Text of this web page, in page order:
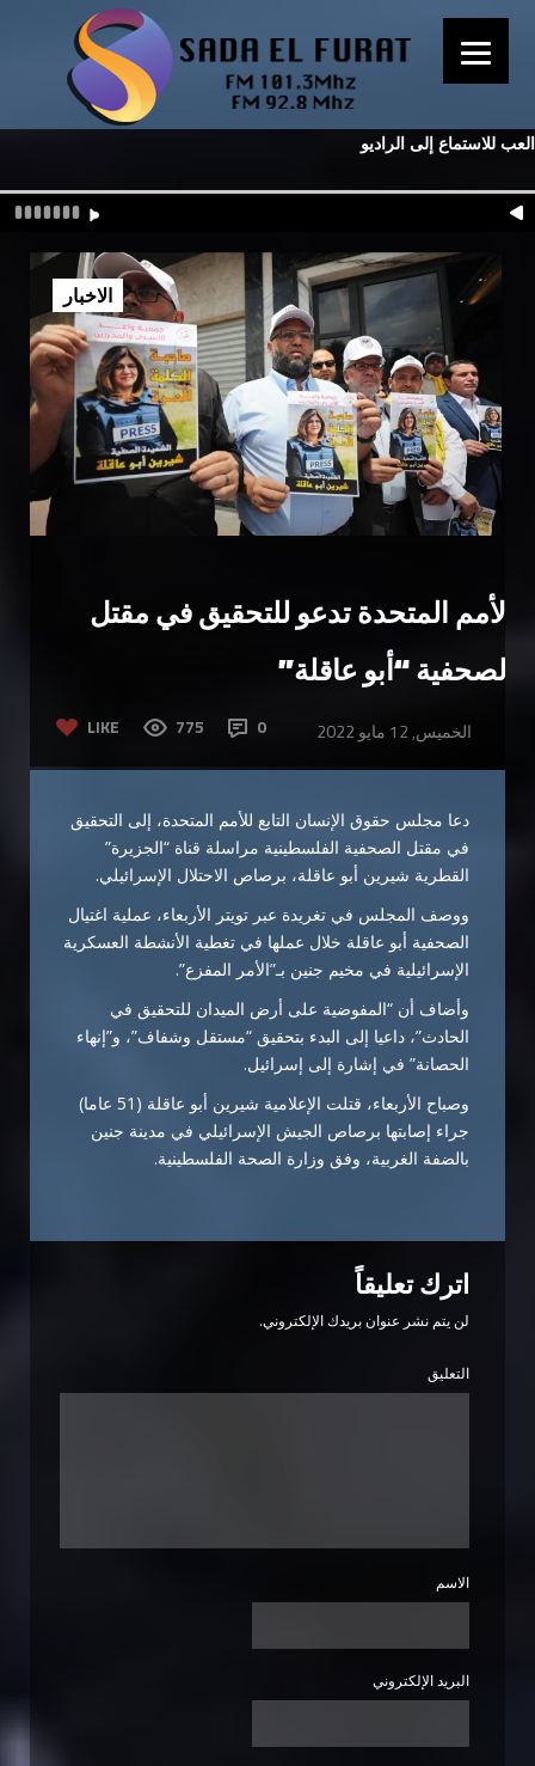
العب للاستماع إلى الراديو
الأمم المتحدة تدعو للتحقيق في مقتل
الصحفية “أبو عاقلة”
LIKE 775 0 الخميس, 12 مايو 2022
الاخبار
دعا مجلس حقوق الإنسان التابع للأمم المتحدة، إلى التحقيق
في مقتل الصحفية الفلسطينية مراسلة قناة “الجزيرة”
القطرية شيرين أبو عاقلة، برصاص الاحتلال الإسرائيلي.
ووصف المجلس في تغريدة عبر تويتر الأربعاء، عملية اغتيال
الصحفية أبو عاقلة خلال عملها في تغطية الأنشطة العسكرية
الإسرائيلية في مخيم جنين بـ”الأمر المفزع”.
وأضاف أن “المفوضية على أرض الميدان للتحقيق في
الحادث”، داعيا إلى البدء بتحقيق “مستقل وشفاف”، و”إنهاء
الحصانة” في إشارة إلى إسرائيل.
وصباح الأربعاء، قتلت الإعلامية شيرين أبو عاقلة (51 عاما)
جراء إصابتها برصاص الجيش الإسرائيلي في مدينة جنين
بالضفة الغربية، وفق وزارة الصحة الفلسطينية.
اترك تعليقاً
لن يتم نشر عنوان بريدك الإلكتروني.
التعليق
الاسم
البريد الإلكتروني